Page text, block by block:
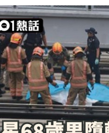
新加坡輕軌實加站（Segar
列車進站時突然墮入軌道
截，當場死亡，因情況特殊
死者家屬接報趕到現場，